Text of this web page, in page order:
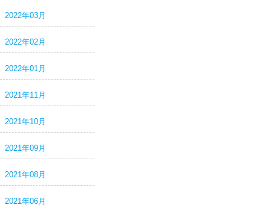
2022年03月
2022年02月
2022年01月
2021年11月
2021年10月
2021年09月
2021年08月
2021年06月